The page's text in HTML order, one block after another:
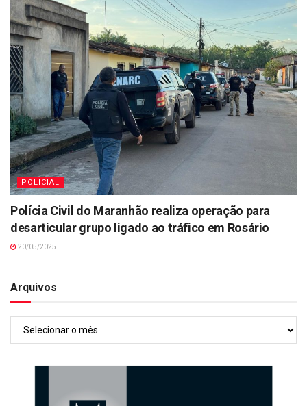
POLICIAL
Polícia Civil do Maranhão realiza operação para
desarticular grupo ligado ao tráfico em Rosário
20/05/2025
Arquivos
Arquivos